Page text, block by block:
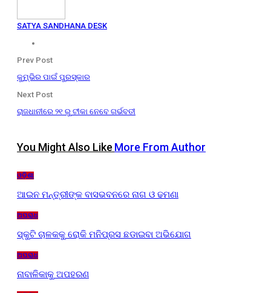
SATYA SANDHANA DESK
Prev Post
କୁମ୍ଭିର ପାଇଁ ପୁରସ୍କାର
Next Post
ରାଜଧାନୀରେ ୨୧ ରୁ ଟୀକା ନେବେ ଗର୍ଭବତୀ
You Might Also Like More From Author
ଓଡ଼ିଶା
ଆଇନ ମନ୍ତ୍ରୀଙ୍କ ବାସଭବନରେ ନାଗ ଓ ଢମଣା
ଅପରାଧ
ସ୍କୁଟି ଚାଳକକୁ ରୋକି ମନିପ୍ରସ ଛଡାଇବା ଅଭିଯୋଗ
ଅପରାଧ
ନାବାଳିକାକୁ ଅପହରଣ